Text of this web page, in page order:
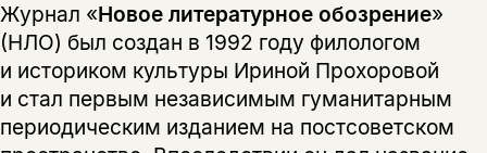
Журнал «Новое литературное обозрение»
(НЛО) был создан в 1992 году филологом
и историком культуры Ириной Прохоровой
и стал первым независимым гуманитарным
периодическим изданием на постсоветском